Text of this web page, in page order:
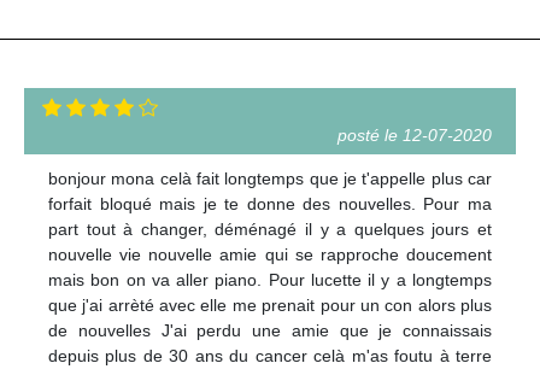
posté le 12-07-2020
bonjour mona celà fait longtemps que je t'appelle plus car
forfait bloqué mais je te donne des nouvelles. Pour ma
part tout à changer, déménagé il y a quelques jours et
nouvelle vie nouvelle amie qui se rapproche doucement
mais bon on va aller piano. Pour lucette il y a longtemps
que j'ai arrèté avec elle me prenait pour un con alors plus
de nouvelles J'ai perdu une amie que je connaissais
depuis plus de 30 ans du cancer celà m'as foutu à terre